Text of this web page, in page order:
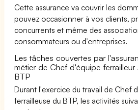
Cette assurance va couvrir les
pouvez occasionner à vos clients,
concurrents et même des
consommateurs ou d'entreprises.
Les tâches couvertes par
métier de Chef d'équipe ferrailleur
BTP
Durant l'exercice du travail de Chef
ferrailleuse du BTP, les activités